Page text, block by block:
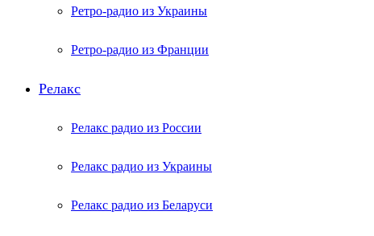
Ретро-радио из Украины
Ретро-радио из Франции
Релакс
Релакс радио из России
Релакс радио из Украины
Релакс радио из Беларуси